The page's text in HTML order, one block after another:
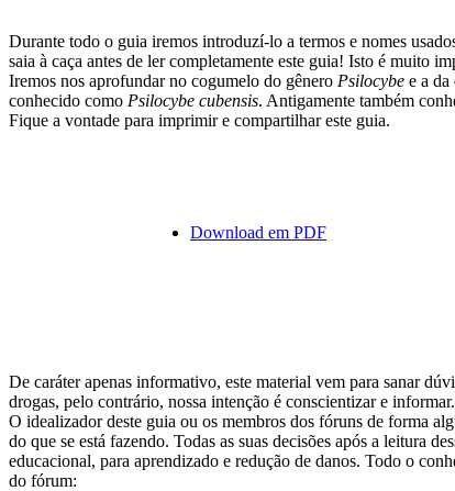
Durante todo o guia iremos introduzí-lo a termos e nomes
saia à caça antes de ler completamente este guia! Isto é muito
Iremos nos aprofundar no cogumelo do gênero Psilocybe e a da
conhecido como Psilocybe cubensis. Antigamente também
Fique a vontade para imprimir e compartilhar este guia.
Download em PDF
De caráter apenas informativo, este material vem para sanar
drogas, pelo contrário, nossa intenção é conscientizar e informar.
O idealizador deste guia ou os membros dos fóruns de forma
do que se está fazendo. Todas as suas decisões após a leitura
educacional, para aprendizado e redução de danos. Todo o
do fórum: